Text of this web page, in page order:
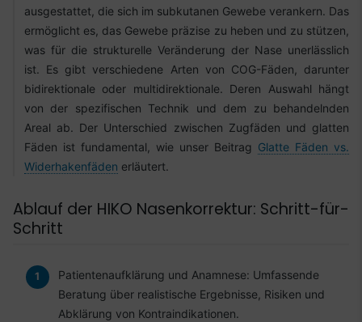
ausgestattet, die sich im subkutanen Gewebe verankern. Das
ermöglicht es, das Gewebe präzise zu heben und zu stützen,
was für die strukturelle Veränderung der Nase unerlässlich
ist. Es gibt verschiedene Arten von COG-Fäden, darunter
bidirektionale oder multidirektionale. Deren Auswahl hängt
von der spezifischen Technik und dem zu behandelnden
Areal ab. Der Unterschied zwischen Zugfäden und glatten
Fäden ist fundamental, wie unser Beitrag Glatte Fäden vs.
Widerhakenfäden erläutert.
Ablauf der HIKO Nasenkorrektur: Schritt-für-
Schritt
Patientenaufklärung und Anamnese: Umfassende
Beratung über realistische Ergebnisse, Risiken und
Abklärung von Kontraindikationen.